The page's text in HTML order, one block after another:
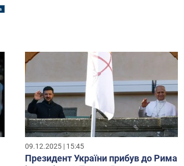
09.12.2025 | 15:45
Президент України прибув до Рима